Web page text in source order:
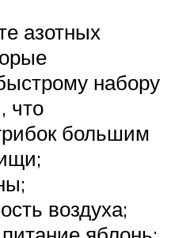
азотных
набору
что
большим
воздуха;